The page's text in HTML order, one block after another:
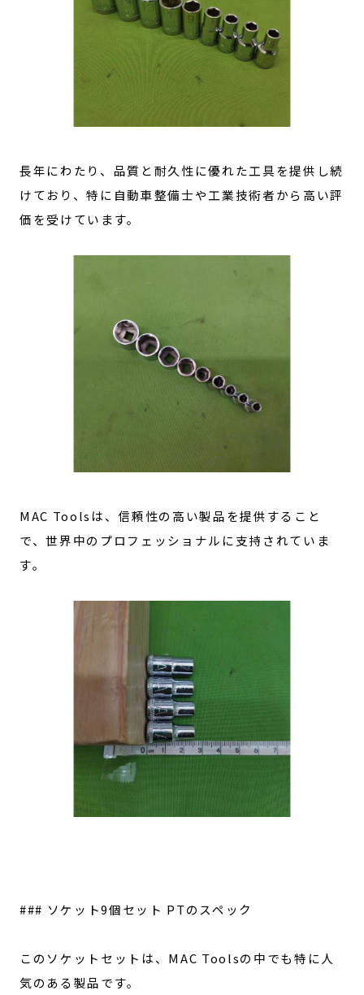
長年にわたり、品質と耐久性に優れた工具を提供し続
けており、特に自動車整備士や工業技術者から高い評
価を受けています。
MAC Toolsは、信頼性の高い製品を提供すること
で、世界中のプロフェッショナルに支持されていま
す。
### ソケット9個セット PTのスペック
このソケットセットは、MAC Toolsの中でも特に人
気のある製品です。